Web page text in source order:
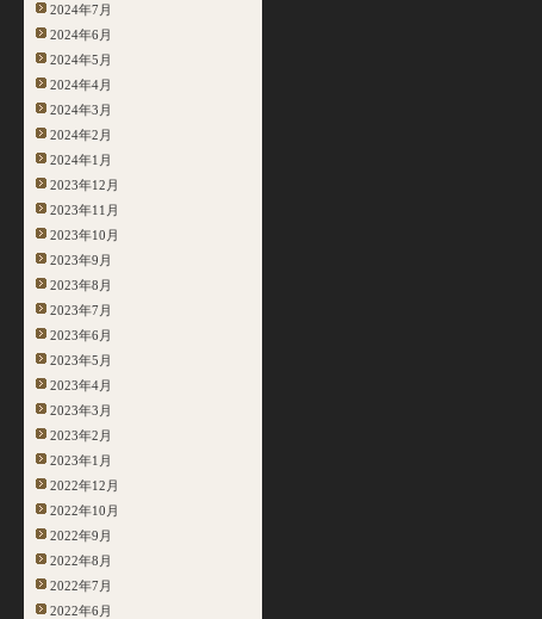
2024年7月
2024年6月
2024年5月
2024年4月
2024年3月
2024年2月
2024年1月
2023年12月
2023年11月
2023年10月
2023年9月
2023年8月
2023年7月
2023年6月
2023年5月
2023年4月
2023年3月
2023年2月
2023年1月
2022年12月
2022年10月
2022年9月
2022年8月
2022年7月
2022年6月